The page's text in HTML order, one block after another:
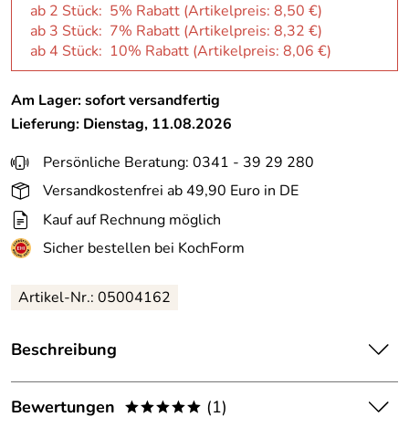
ab 2 Stück: 5% Rabatt (Artikelpreis: 8,50 €)
ab 3 Stück: 7% Rabatt (Artikelpreis: 8,32 €)
ab 4 Stück: 10% Rabatt (Artikelpreis: 8,06 €)
Am Lager: sofort versandfertig
Lieferung: Dienstag, 11.08.2026
Persönliche Beratung: 0341 - 39 29 280
Versandkostenfrei ab 49,90 Euro in DE
Kauf auf Rechnung möglich
Sicher bestellen bei KochForm
Artikel-Nr.: 05004162
Beschreibung
HerbariaGroße Karawane,Gewürzfür Hackfleisch und
Falafel. Bio-Qualität!
Bewertungen ***** (1)